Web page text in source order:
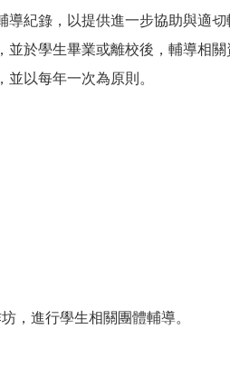
紀錄，以提供進一步協助與適切
於學生畢業或離校後，輔導相
以每年一次為原則。
，進行學生相關團體輔導。